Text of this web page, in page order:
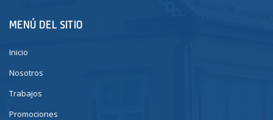
MENÚ DEL SITIO
Inicio
Nosotros
Trabajos
Promociones